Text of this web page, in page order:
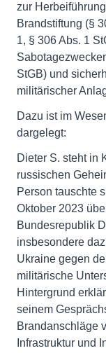
zur
Brandstiftung (§
1, § 306 Abs. 1
StGB) und
militärischer
Dazu ist im
dargelegt:
Dieter S. steht in
russischen
Person tauschte
Oktober 2023
Bundesrepublik
insbesondere
Ukraine gegen
militärische
Hintergrund
seinem
Brandanschläge
Infrastruktur und